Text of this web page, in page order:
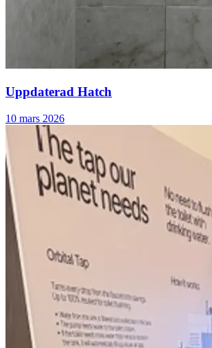
Uppdaterad Hatch
10 mars 2026